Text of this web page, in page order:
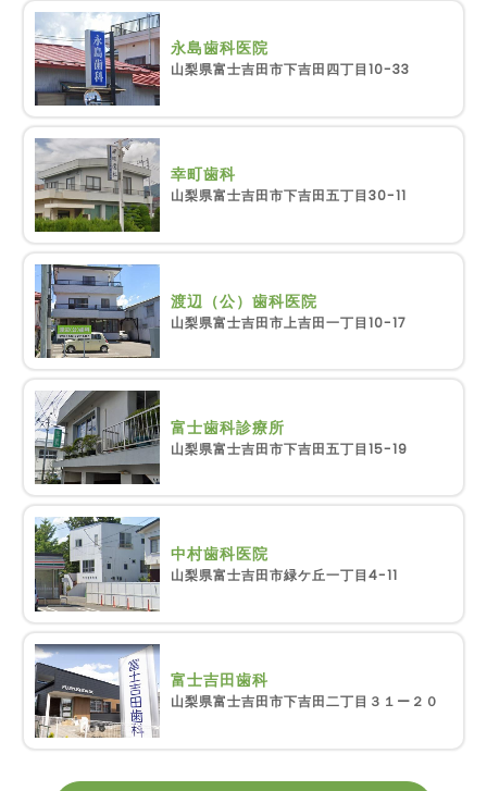
永島歯科医院
山梨県富士吉田市下吉田四丁目10-33
幸町歯科
山梨県富士吉田市下吉田五丁目30-11
渡辺（公）歯科医院
山梨県富士吉田市上吉田一丁目10-17
富士歯科診療所
山梨県富士吉田市下吉田五丁目15-19
中村歯科医院
山梨県富士吉田市緑ケ丘一丁目4-11
富士吉田歯科
山梨県富士吉田市下吉田二丁目３１ー２０